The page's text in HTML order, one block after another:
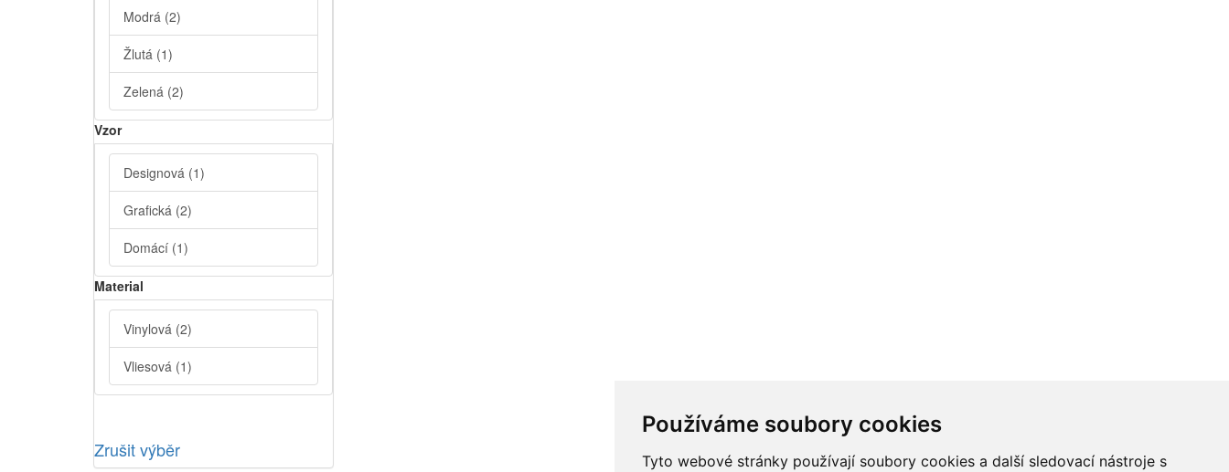
Používáme soubory cookies
Tyto webové stránky používají soubory cookies a další sledovací nástroje s
Modrá (2)
Žlutá (1)
Zelená (2)
Vzor
Designová (1)
Grafická (2)
Domácí (1)
Material
Vinylová (2)
Vliesová (1)
Zrušit výběr